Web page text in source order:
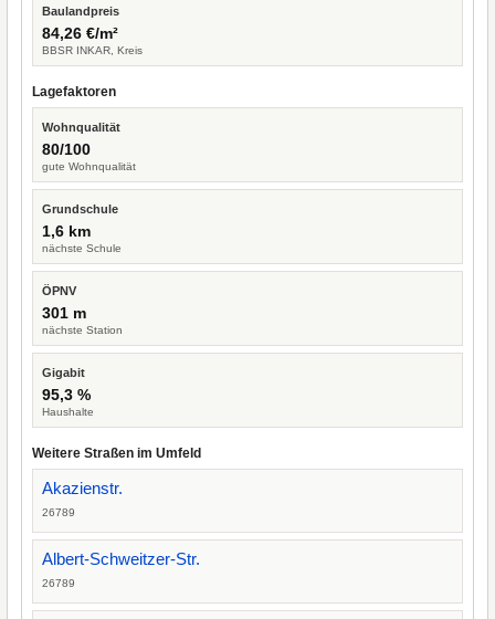
Baulandpreis
84,26 €/m²
BBSR INKAR, Kreis
Lagefaktoren
Wohnqualität
80/100
gute Wohnqualität
Grundschule
1,6 km
nächste Schule
ÖPNV
301 m
nächste Station
Gigabit
95,3 %
Haushalte
Weitere Straßen im Umfeld
Akazienstr.
26789
Albert-Schweitzer-Str.
26789